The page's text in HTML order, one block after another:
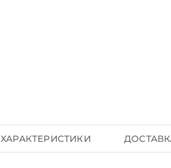
ХАРАКТЕРИСТИКИ